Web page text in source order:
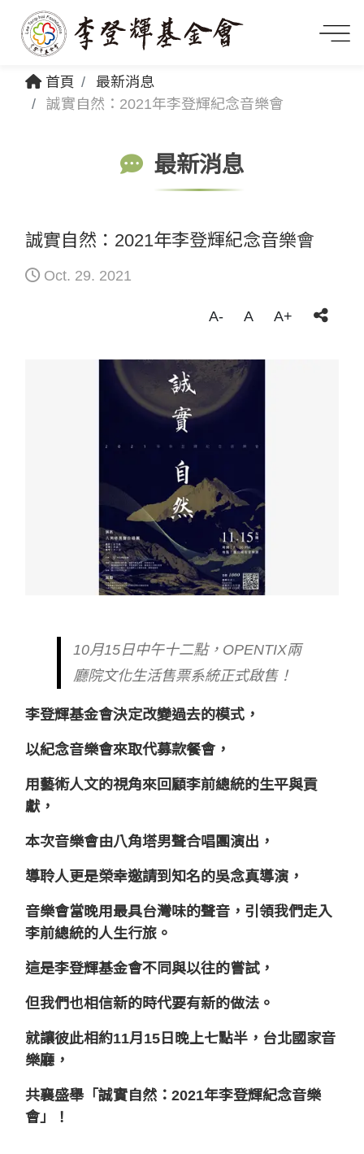
首頁
最新消息
誠實自然：2021年李登輝紀念音樂會
最新消息
誠實自然：2021年李登輝紀念音樂會
Oct. 29. 2021
A- A A+
10月15日中午十二點，OPENTIX兩
廳院文化生活售票系統正式啟售！
李登輝基金會決定改變過去的模式，
以紀念音樂會來取代募款餐會，
用藝術人文的視角來回顧李前總統的生平與貢
獻，
本次音樂會由八角塔男聲合唱團演出，
導聆人更是榮幸邀請到知名的吳念真導演，
音樂會當晚用最具台灣味的聲音，引領我們走入
李前總統的人生行旅。
這是李登輝基金會不同與以往的嘗試，
但我們也相信新的時代要有新的做法。
就讓彼此相約11月15日晚上七點半，台北國家音
樂廳，
共襄盛舉「誠實自然：2021年李登輝紀念音樂
會」！